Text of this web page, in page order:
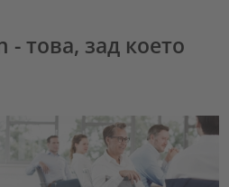
това, зад което